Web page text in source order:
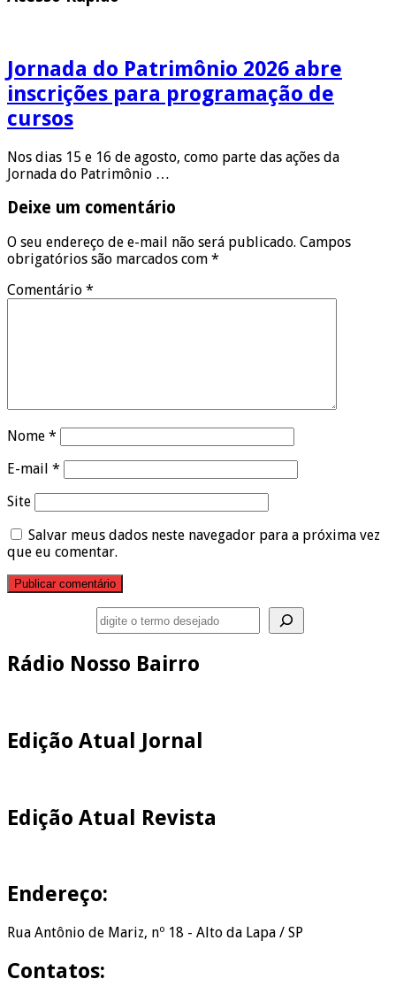
Jornada do Patrimônio 2026 abre
inscrições para programação de
cursos
Nos dias 15 e 16 de agosto, como parte das ações da
Jornada do Patrimônio …
Deixe um comentário
O seu endereço de e-mail não será publicado. Campos
obrigatórios são marcados com *
Comentário *
Nome *
E-mail *
Site
Salvar meus dados neste navegador para a próxima vez
que eu comentar.
Rádio Nosso Bairro
Edição Atual Jornal
Edição Atual Revista
Endereço:
Rua Antônio de Mariz, nº 18 - Alto da Lapa / SP
Contatos: